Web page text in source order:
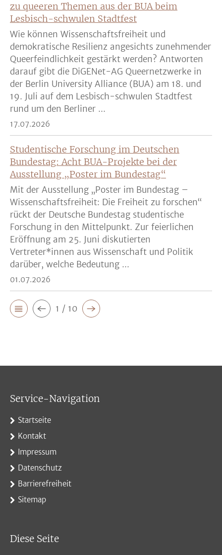
zu queeren Themen aus der BUA beim
Lesbisch-schwulen Stadtfest
Wie können Wissenschaftsfreiheit und
demokratische Resilienz angesichts zunehmender
Queerfeindlichkeit gestärkt werden? Antworten
darauf gibt die DiGENet-AG Queernetzwerke in
der Berlin University Alliance (BUA) am 18. und
19. Juli auf dem Lesbisch-schwulen Stadtfest
rund um den Berliner ...
17.07.2026
Studentische Forschung im Deutschen
Bundestag: Acht BUA-Projekte bei der
Ausstellung „Poster im Bundestag“
Mit der Ausstellung „Poster im Bundestag –
Wissenschaftsfreiheit: Die Freiheit zu forschen“
rückt der Deutsche Bundestag studentische
Forschung in den Mittelpunkt. Zur feierlichen
Eröffnung am 25. Juni diskutierten
Vertreter*innen aus Wissenschaft und Politik
darüber, welche Bedeutung ...
01.07.2026
1 / 10
Service-Navigation
Startseite
Kontakt
Impressum
Datenschutz
Barrierefreiheit
Sitemap
Diese Seite